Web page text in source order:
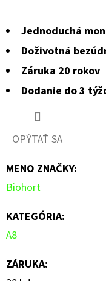
Jednoduchá
Doživotná
Záruka 20 rokov
Dodanie do 3
OPÝTAŤ SA
MENO ZNAČKY:
Biohort
KATEGÓRIA:
A8
ZÁRUKA: